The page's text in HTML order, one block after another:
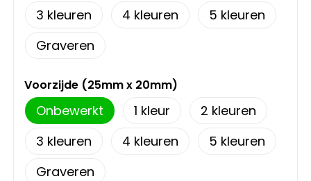
Vesten
Schoenen
Gilets
Opvouwbare tassen
Papieren tassen
Picknicktassen en manden
Reistassen
3
4
5
Graveren
Voorzijde (25mm x 20mm)
Onbewerkt 1
2
3
4
5
Graveren